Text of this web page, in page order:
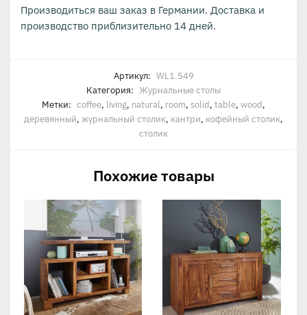
Производиться ваш заказ в Германии. Доставка и
производство приблизительно 14 дней.
Артикул: WL1.549
Категория: Журнальные столы
Метки: coffee, living, natural, room, solid, table, wood,
деревянный, журнальный столик, кантри, кофейный столик,
столик
Похожие товары